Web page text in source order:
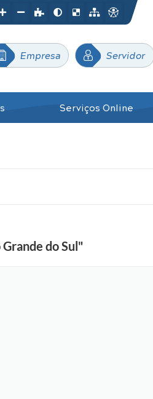
Empresa Servidor
Serviços Online
do Sul"